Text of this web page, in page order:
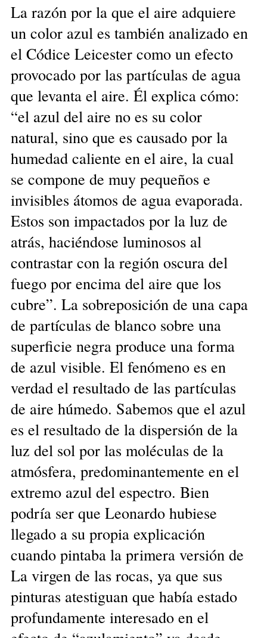
La razón por la que el aire adquiere
un color azul es también analizado en
el Códice Leicester como un efecto
provocado por las partículas de agua
que levanta el aire. Él explica cómo:
“el azul del aire no es su color
natural, sino que es causado por la
humedad caliente en el aire, la cual
se compone de muy pequeños e
invisibles átomos de agua evaporada.
Estos son impactados por la luz de
atrás, haciéndose luminosos al
contrastar con la región oscura del
fuego por encima del aire que los
cubre”. La sobreposición de una capa
de partículas de blanco sobre una
superficie negra produce una forma
de azul visible. El fenómeno es en
verdad el resultado de las partículas
de aire húmedo. Sabemos que el azul
es el resultado de la dispersión de la
luz del sol por las moléculas de la
atmósfera, predominantemente en el
extremo azul del espectro. Bien
podría ser que Leonardo hubiese
llegado a su propia explicación
cuando pintaba la primera versión de
La virgen de las rocas, ya que sus
pinturas atestiguan que había estado
profundamente interesado en el